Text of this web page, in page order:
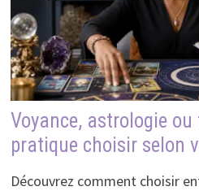
Voyance, astrologie
pratique choisir selon
Découvrez comment choisir